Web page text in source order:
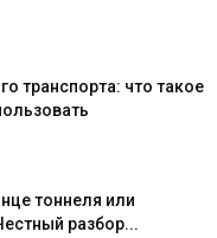
транспорта: что такое
тоннеля или
разбор...